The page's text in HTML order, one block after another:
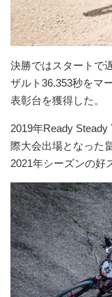
決勝ではスタートで
ザルト36.353秒をマ
表彰台を獲得した。
2019年Ready Steady
際大会出場となった
2021年シーズンの好